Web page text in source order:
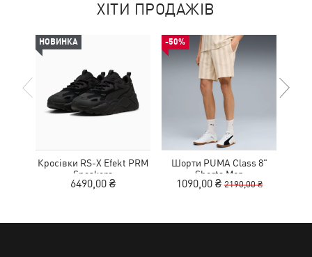
ХІТИ ПРОДАЖІВ
НОВИНКА
Кросівки RS-X Efekt PRM
Sneakers
6490,00 ₴
-50%
Шорти PUMA Class 8"
Shorts Men
1090,00 ₴ 2190,00 ₴